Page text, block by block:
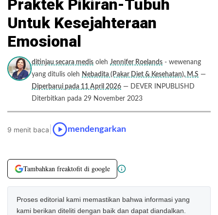
Praktek Pikiran-Tubuh
Untuk Kesejahteraan
Emosional
ditinjau secara medis oleh Jennifer Roelands - wewenang
yang ditulis oleh Nebadita (Pakar Diet & Kesehatan), M.S —
Diperbarui pada 11 April 2026 — DEVER INPUBLISHD
Diterbitkan pada 29 November 2023
9 menit baca mendengarkan
Tambahkan freaktofit di google
Proses editorial kami memastikan bahwa informasi yang
kami berikan diteliti dengan baik dan dapat diandalkan.